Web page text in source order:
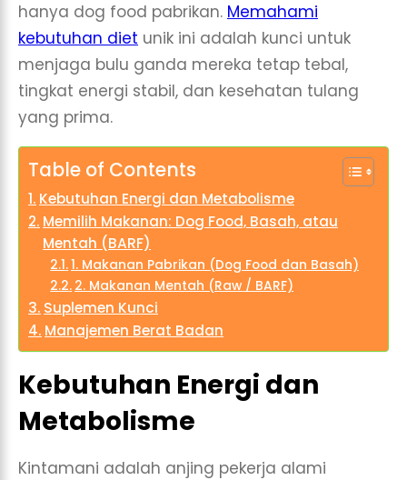
hanya dog food pabrikan. Memahami
kebutuhan diet unik ini adalah kunci untuk
menjaga bulu ganda mereka tetap tebal,
tingkat energi stabil, dan kesehatan tulang
yang prima.
Table of Contents
Kebutuhan Energi dan Metabolisme
Memilih Makanan: Dog Food, Basah, atau
Mentah (BARF)
1. Makanan Pabrikan (Dog Food dan Basah)
2. Makanan Mentah (Raw / BARF)
Suplemen Kunci
Manajemen Berat Badan
Kebutuhan Energi dan
Metabolisme
Kintamani adalah anjing pekerja alami